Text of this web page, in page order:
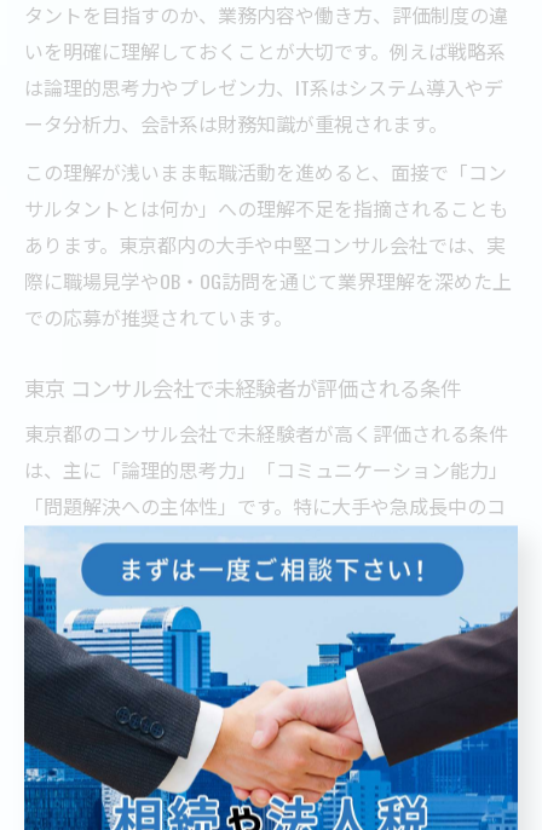
タントを目指すのか、業務内容や働き方、評価制度の違
いを明確に理解しておくことが大切です。例えば戦略系
は論理的思考力やプレゼン力、IT系はシステム導入やデ
ータ分析力、会計系は財務知識が重視されます。
この理解が浅いまま転職活動を進めると、面接で「コン
サルタントとは何か」への理解不足を指摘されることも
あります。東京都内の大手や中堅コンサル会社では、実
際に職場見学やOB・OG訪問を通じて業界理解を深めた上
での応募が推奨されています。
東京 コンサル会社で未経験者が評価される条件
東京都のコンサル会社で未経験者が高く評価される条件
は、主に「論理的思考力」「コミュニケーション能力」
「問題解決への主体性」です。特に大手や急成長中のコ
ンサルティングファームでは、実績よりもポテンシャル
重視の採用姿勢が強まっています。
具体的には、過去に業務改善やプロジェクト推進経験が
ある場合、それを「どのように考え、どのように実行し
たか」をエピソードとして語れることが重要です。ま
た、自己成長意欲や学習意欲、変化への柔軟性も高く評
価されます。
一方で、「コンサル 求人 東京」などで検索される未経験